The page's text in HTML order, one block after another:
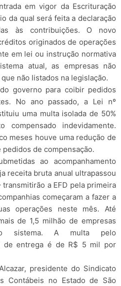
em vigor da Escrituração
da qual será feita a declaração
às contribuições. O novo
originados de operações
em lei ou instrução normativa
atual, as empresas não
não listados na legislação.
governo para coibir pedidos
No ano passado, a Lei nº
uma multa isolada de 50%
indevidamente.
meses houve uma redução de
de compensação.
ao acompanhamento
receita bruta anual ultrapassou
a EFD pela primeira
começaram a fazer a
operações neste mês. Até
de 1,5 milhão de empresas
sistema. A multa pelo
de entrega é de R$ 5 mil por
presidente do Sindicato
Contábeis no Estado de São